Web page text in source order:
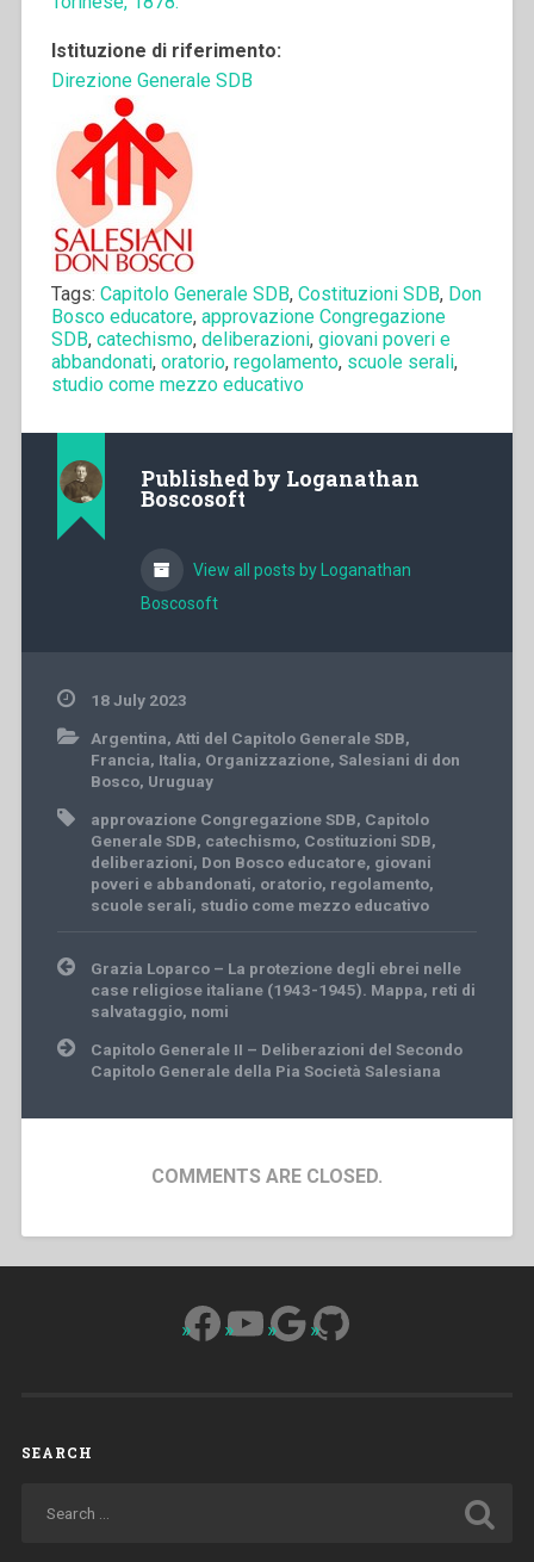
Istituzione di riferimento:
Direzione Generale SDB
Tags: Capitolo Generale SDB, Costituzioni SDB, Don
Bosco educatore, approvazione Congregazione
SDB, catechismo, deliberazioni, giovani poveri e
abbandonati, oratorio, regolamento, scuole serali,
studio come mezzo educativo
Published by Loganathan
Boscosoft
View all posts by Loganathan
Boscosoft
18 July 2023
Argentina, Atti del Capitolo Generale SDB,
Francia, Italia, Organizzazione, Salesiani di don
Bosco, Uruguay
approvazione Congregazione SDB, Capitolo
Generale SDB, catechismo, Costituzioni SDB,
deliberazioni, Don Bosco educatore, giovani
poveri e abbandonati, oratorio, regolamento,
scuole serali, studio come mezzo educativo
Post
navigation
Grazia Loparco – La protezione degli ebrei nelle
case religiose italiane (1943-1945). Mappa, reti di
salvataggio, nomi
Capitolo Generale II – Deliberazioni del Secondo
Capitolo Generale della Pia Società Salesiana
COMMENTS ARE CLOSED.
Facebook
YouTube
Google
GitHub
SEARCH